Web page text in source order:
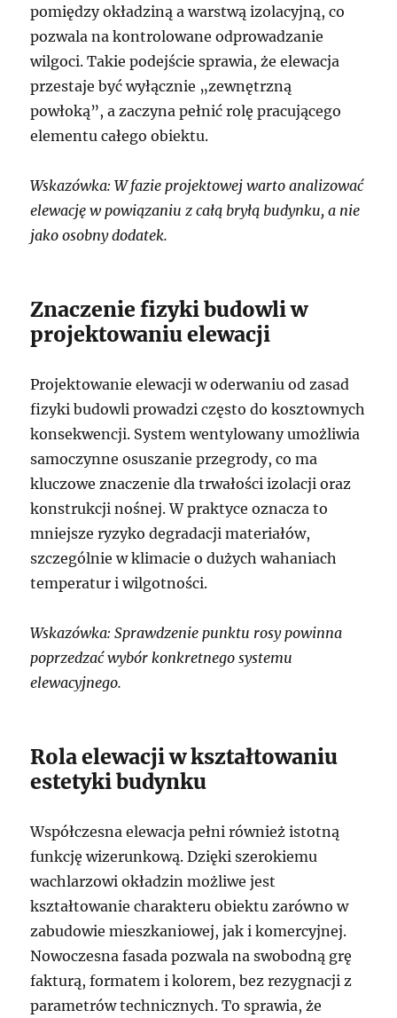
pomiędzy okładziną a warstwą izolacyjną, co
pozwala na kontrolowane odprowadzanie
wilgoci. Takie podejście sprawia, że elewacja
przestaje być wyłącznie „zewnętrzną
powłoką”, a zaczyna pełnić rolę pracującego
elementu całego obiektu.
Wskazówka: W fazie projektowej warto analizować
elewację w powiązaniu z całą bryłą budynku, a nie
jako osobny dodatek.
Znaczenie fizyki budowli w
projektowaniu elewacji
Projektowanie elewacji w oderwaniu od zasad
fizyki budowli prowadzi często do kosztownych
konsekwencji. System wentylowany umożliwia
samoczynne osuszanie przegrody, co ma
kluczowe znaczenie dla trwałości izolacji oraz
konstrukcji nośnej. W praktyce oznacza to
mniejsze ryzyko degradacji materiałów,
szczególnie w klimacie o dużych wahaniach
temperatur i wilgotności.
Wskazówka: Sprawdzenie punktu rosy powinna
poprzedzać wybór konkretnego systemu
elewacyjnego.
Rola elewacji w kształtowaniu
estetyki budynku
Współczesna elewacja pełni również istotną
funkcję wizerunkową. Dzięki szerokiemu
wachlarzowi okładzin możliwe jest
kształtowanie charakteru obiektu zarówno w
zabudowie mieszkaniowej, jak i komercyjnej.
Nowoczesna fasada pozwala na swobodną grę
fakturą, formatem i kolorem, bez rezygnacji z
parametrów technicznych. To sprawia, że